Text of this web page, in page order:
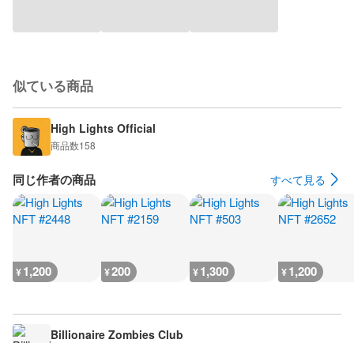
似ている商品
High Lights Official
商品数158
同じ作者の商品 すべて見る
¥1,200 ¥200 ¥1,300 ¥1,200
Billionaire Zombies Club